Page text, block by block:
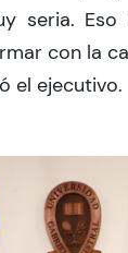
seria. Eso
con la
el ejecutivo.